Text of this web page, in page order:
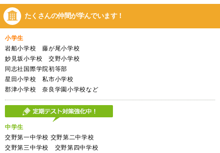
たくさんの仲間が学んでいます！
小学生
岩船小学校 藤が尾小学校
妙見坂小学校 交野小学校
同志社国際学院初等部
星田小学校 私市小学校
郡津小学校 奈良学園小学校など
中学生
交野第一中学校 交野第二中学校
交野第三中学校 交野第四中学校